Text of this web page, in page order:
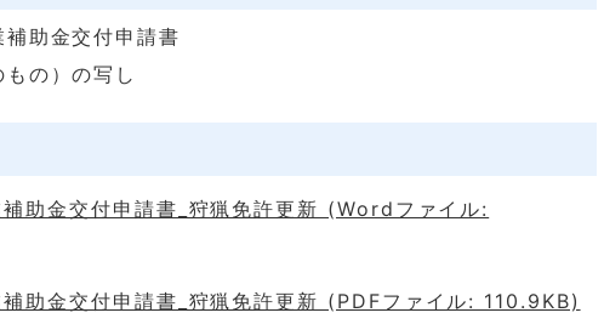
助金交付申請書
の）の写し
助金交付申請書_狩猟免許更新 (Wordファイル:
助金交付申請書_狩猟免許更新 (PDFファイル: 110.9KB)